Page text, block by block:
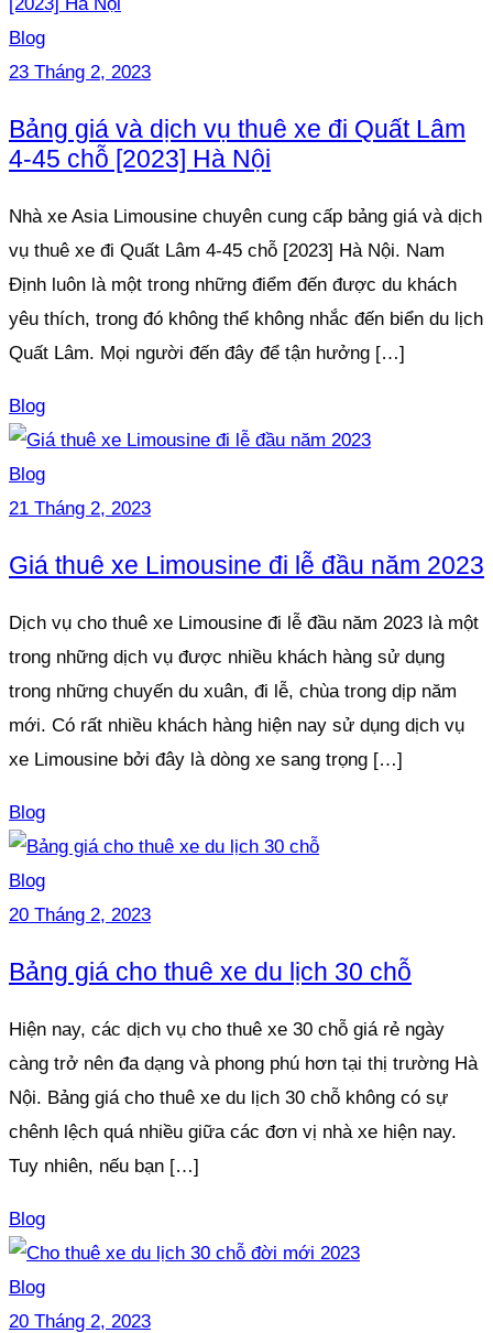
Blog
23 Tháng 2, 2023
Bảng giá và dịch vụ thuê xe đi Quất Lâm
4-45 chỗ [2023] Hà Nội
Nhà xe Asia Limousine chuyên cung cấp bảng giá và dịch
vụ thuê xe đi Quất Lâm 4-45 chỗ [2023] Hà Nội. Nam
Định luôn là một trong những điểm đến được du khách
yêu thích, trong đó không thể không nhắc đến biển du lịch
Quất Lâm. Mọi người đến đây để tận hưởng […]
Blog
Blog
21 Tháng 2, 2023
Giá thuê xe Limousine đi lễ đầu năm 2023
Dịch vụ cho thuê xe Limousine đi lễ đầu năm 2023 là một
trong những dịch vụ được nhiều khách hàng sử dụng
trong những chuyến du xuân, đi lễ, chùa trong dịp năm
mới. Có rất nhiều khách hàng hiện nay sử dụng dịch vụ
xe Limousine bởi đây là dòng xe sang trọng […]
Blog
Blog
20 Tháng 2, 2023
Bảng giá cho thuê xe du lịch 30 chỗ
Hiện nay, các dịch vụ cho thuê xe 30 chỗ giá rẻ ngày
càng trở nên đa dạng và phong phú hơn tại thị trường Hà
Nội. Bảng giá cho thuê xe du lịch 30 chỗ không có sự
chênh lệch quá nhiều giữa các đơn vị nhà xe hiện nay.
Tuy nhiên, nếu bạn […]
Blog
Blog
20 Tháng 2, 2023